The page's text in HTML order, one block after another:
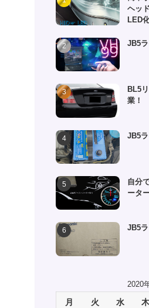
ヘッ
LED
JB5
BL5
業！
JB5
自分
ータ
JB5
2020
月 火 水 木